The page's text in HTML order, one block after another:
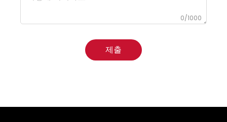
0/1000
제출